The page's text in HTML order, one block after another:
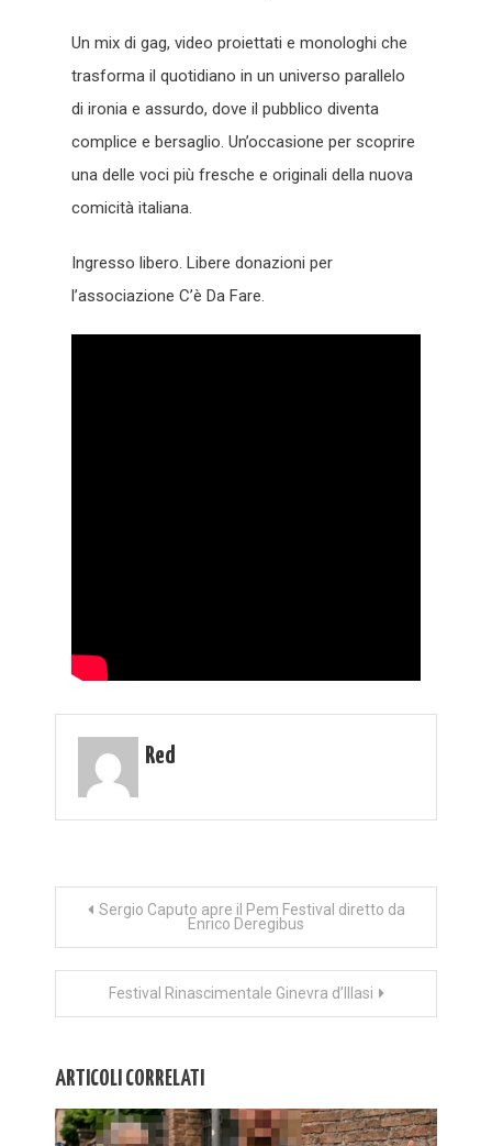
Un mix di gag, video proiettati e monologhi che
trasforma il quotidiano in un universo parallelo
di ironia e assurdo, dove il pubblico diventa
complice e bersaglio. Un’occasione per scoprire
una delle voci più fresche e originali della nuova
comicità italiana.
Ingresso libero. Libere donazioni per
l’associazione C’è Da Fare.
Red
Navigazione
Sergio Caputo apre il Pem Festival diretto da
Enrico Deregibus
Festival Rinascimentale Ginevra d’Illasi
ARTICOLI CORRELATI